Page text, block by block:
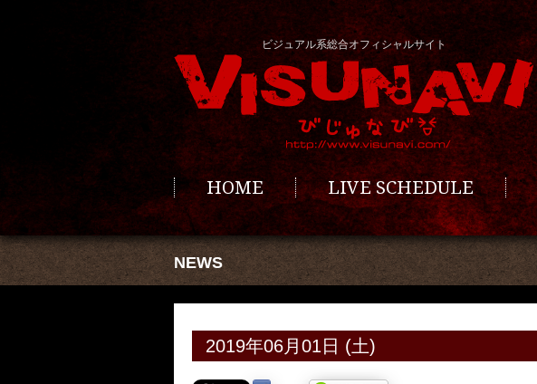
ビジュアル系総合オフィシャルサイト
HOME LIVE SCHEDULE
NEWS
2019年06月01日 (土)